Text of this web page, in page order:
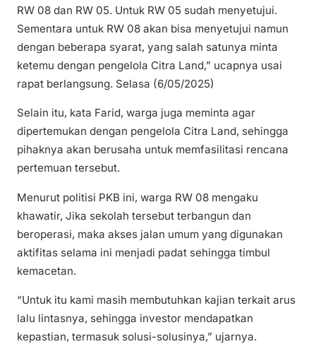
RW 08 dan RW 05. Untuk RW 05 sudah menyetujui.
Sementara untuk RW 08 akan bisa menyetujui namun
dengan beberapa syarat, yang salah satunya minta
ketemu dengan pengelola Citra Land,” ucapnya usai
rapat berlangsung. Selasa (6/05/2025)
Selain itu, kata Farid, warga juga meminta agar
dipertemukan dengan pengelola Citra Land, sehingga
pihaknya akan berusaha untuk memfasilitasi rencana
pertemuan tersebut.
Menurut politisi PKB ini, warga RW 08 mengaku
khawatir, Jika sekolah tersebut terbangun dan
beroperasi, maka akses jalan umum yang digunakan
aktifitas selama ini menjadi padat sehingga timbul
kemacetan.
“Untuk itu kami masih membutuhkan kajian terkait arus
lalu lintasnya, sehingga investor mendapatkan
kepastian, termasuk solusi-solusinya,” ujarnya.